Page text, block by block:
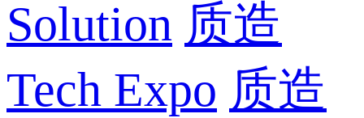
Solution 质造
Tech Expo 质造